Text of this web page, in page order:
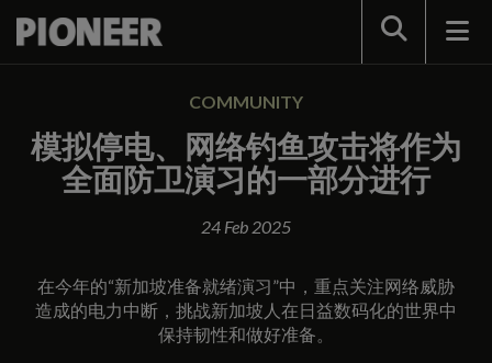
Search
COMMUNITY
模拟停电、网络钓鱼攻击将作为
全面防卫演习的一部分进行
24 Feb 2025
在今年的“新加坡准备就绪演习”中，重点关注网络威胁
造成的电力中断，挑战新加坡人在日益数码化的世界中
保持韧性和做好准备。